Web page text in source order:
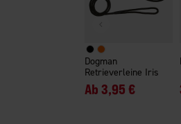
Dogman
Retrieverleine Iris
Ab 3,95 €